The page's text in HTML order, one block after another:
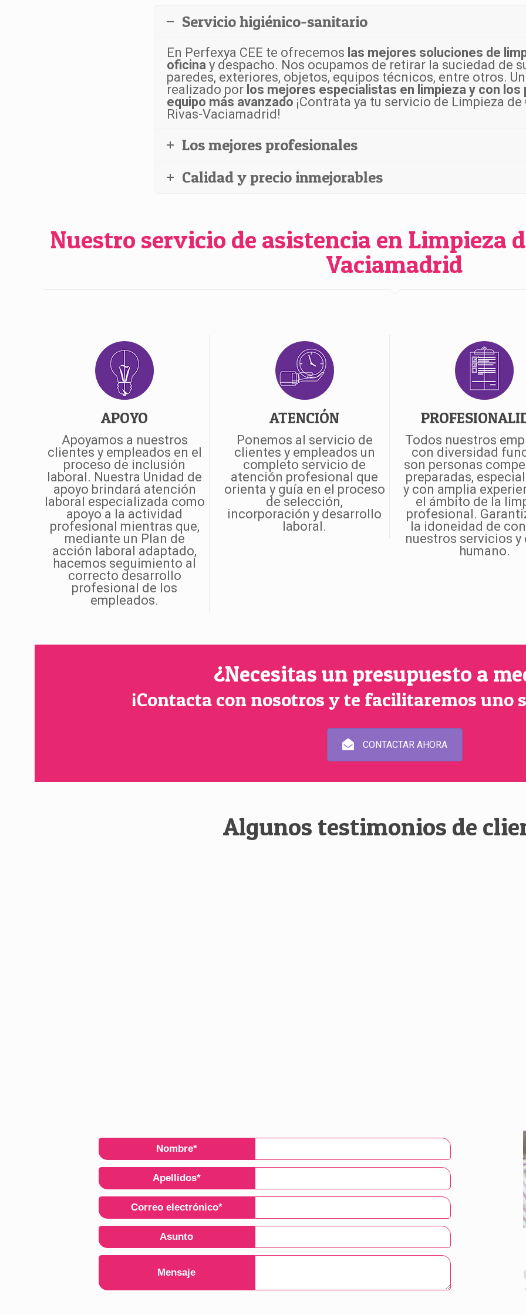
Servicio higiénico-sanitario
En Perfexya CEE te ofrecemos las mejores soluciones de
oficina y despacho. Nos ocupamos de retirar la suciedad de
paredes, exteriores, objetos, equipos técnicos, entre otros.
realizado por los mejores especialistas en limpieza y con los
equipo más avanzado ¡Contrata ya tu servicio de Limpieza de
Rivas-Vaciamadrid!
Los mejores profesionales
Calidad y precio inmejorables
Nuestro servicio de asistencia en Limpieza
Vaciamadrid
APOYO
Apoyamos a nuestros
clientes y empleados en el
proceso de inclusión
laboral. Nuestra Unidad de
apoyo brindará atención
laboral especializada como
apoyo a la actividad
profesional mientras que,
mediante un Plan de
acción laboral adaptado,
hacemos seguimiento al
correcto desarrollo
profesional de los
empleados.
ATENCIÓN
Ponemos al servicio de
clientes y empleados un
completo servicio de
atención profesional que
orienta y guía en el proceso
de selección,
incorporación y desarrollo
laboral.
Todos nuestros
con diversidad
son personas
preparadas,
y con amplia
el ámbito de la
profesional.
la idoneidad de
nuestros servicios y
humano.
¿Necesitas un presupuesto a
¡Contacta con nosotros y te facilitaremos uno
CONTACTAR AHORA
Algunos testimonios de
Nombre*
Apellidos*
Correo electrónico*
Asunto
Mensaje